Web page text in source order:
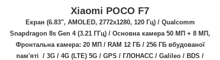
Xiaomi POCO F7
Екран (6.83", AMOLED, 2772x1280, 120 Гц) / Qualcomm
Snapdragon 8s Gen 4(3.21 ГГц) / Основна камера 50 МП + 8 МП ,
Фронтальна камера: 20 МП / RAM 12 ГБ / 256 ГБ вбудованої
пам'яті / 3G / 4G (LTE) 5G / GPS / ГЛОНАСС / Galileo / BDS /